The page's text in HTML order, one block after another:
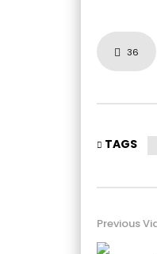
36
TAGS
Previous